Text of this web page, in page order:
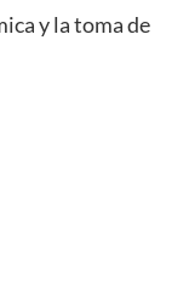
y la toma de